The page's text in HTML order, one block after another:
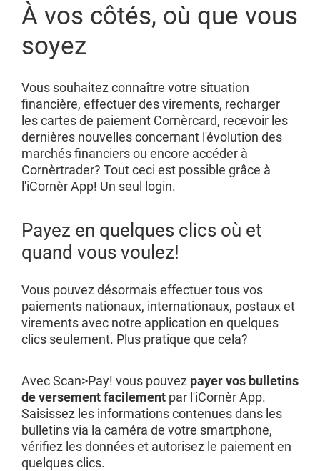
À vos côtés, où que vous
soyez
Vous souhaitez connaître votre situation
financière, effectuer des virements, recharger
les cartes de paiement Cornèrcard, recevoir les
dernières nouvelles concernant l'évolution des
marchés financiers ou encore accéder à
Cornèrtrader? Tout ceci est possible grâce à
l'iCornèr App! Un seul login.
Payez en quelques clics où et
quand vous voulez!
Vous pouvez désormais effectuer tous vos
paiements nationaux, internationaux, postaux et
virements avec notre application en quelques
clics seulement. Plus pratique que cela?
Avec Scan>Pay! vous pouvez payer vos bulletins
de versement facilement par l'iCornèr App.
Saisissez les informations contenues dans les
bulletins via la caméra de votre smartphone,
vérifiez les données et autorisez le paiement en
quelques clics.